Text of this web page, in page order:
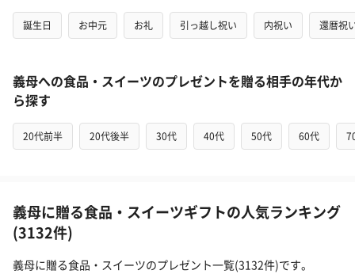
誕生日 お中元 お礼 引っ越し祝い 内祝い 還暦祝
義母への食品・スイーツのプレゼントを贈る相手の年代か
ら探す
20代前半 20代後半 30代 40代 50代 60代
義母に贈る食品・スイーツギフトの人気ランキング
(3132件)
義母に贈る食品・スイーツのプレゼント一覧(3132件)です。